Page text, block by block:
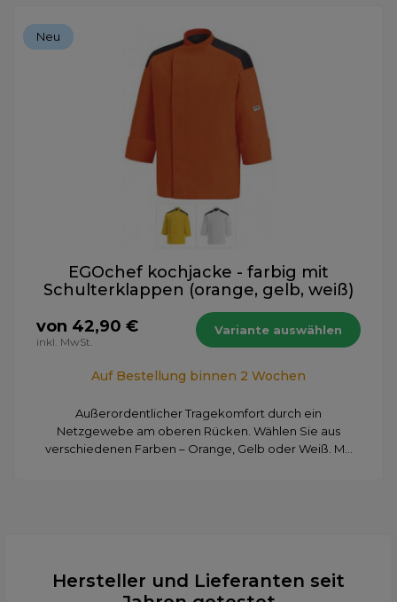
Neu
EGOchef kochjacke - farbig mit
Schulterklappen (orange, gelb, weiß)
von 42,90 €
inkl. MwSt.
Variante auswählen
Auf Bestellung binnen 2 Wochen
Außerordentlicher Tragekomfort durch ein
Netzgewebe am oberen Rücken. Wählen Sie aus
verschiedenen Farben – Orange, Gelb oder Weiß. M...
Hersteller und Lieferanten seit